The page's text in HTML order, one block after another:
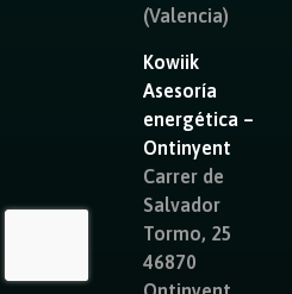
(Valencia)
Kowiik
Asesoría
energética –
Ontinyent
Carrer de
Salvador
Tormo, 25
46870